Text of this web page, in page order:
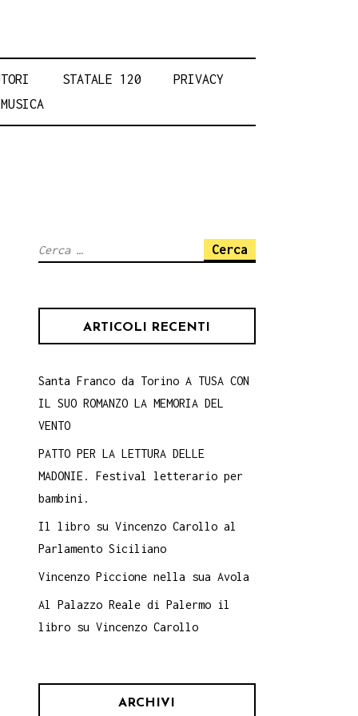
STATALE 120
PRIVACY
MUSICA
Ricerca
ARTICOLI RECENTI
Santa Franco da Torino A TUSA CON
IL SUO ROMANZO LA MEMORIA DEL
VENTO
PATTO PER LA LETTURA DELLE
MADONIE. Festival letterario per
bambini.
Il libro su Vincenzo Carollo al
Parlamento Siciliano
Vincenzo Piccione nella sua Avola
Al Palazzo Reale di Palermo il
libro su Vincenzo Carollo
ARCHIVI